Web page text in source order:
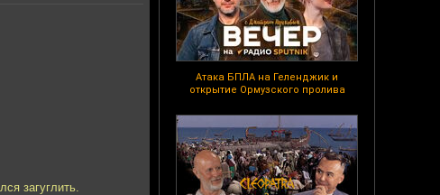
Атака БПЛА на Геленджик и
открытие Ормузского пролива
загуглить.